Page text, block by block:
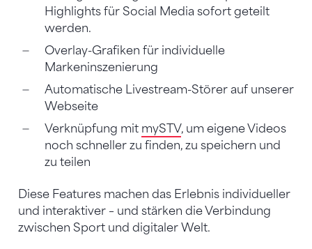
Highlights für Social Media sofort geteilt
werden.
Overlay-Grafiken für individuelle
Markeninszenierung
Automatische Livestream-Störer auf unserer
Webseite
Verknüpfung mit mySTV, um eigene Videos
noch schneller zu finden, zu speichern und
zu teilen
Diese Features machen das Erlebnis individueller
und interaktiver – und stärken die Verbindung
zwischen Sport und digitaler Welt.